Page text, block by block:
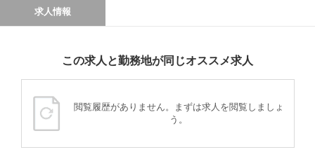
求人情報
この求人と勤務地が同じオススメ求人
閲覧履歴がありません。まずは求人を閲覧しましょ
う。